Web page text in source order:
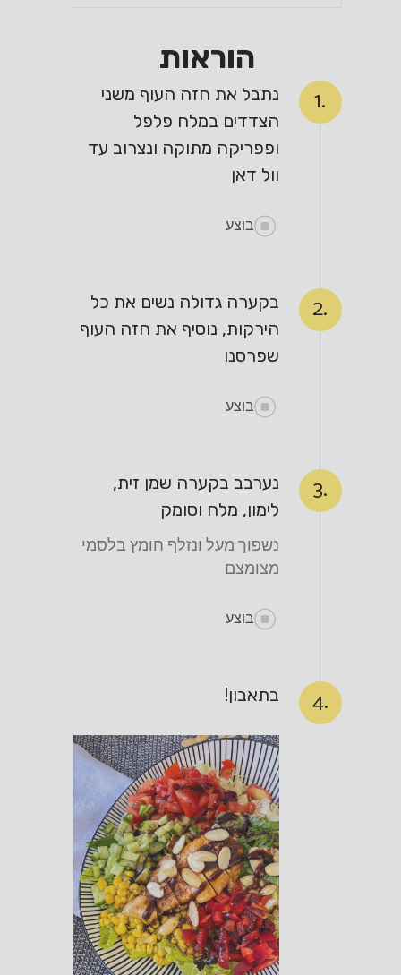
הוראות
1.
נתבל את חזה העוף משני
הצדדים במלח פלפל
ופפריקה מתוקה ונצרוב עד
וול דאן
בוצע
2.
בקערה גדולה נשים את כל
הירקות, נוסיף את חזה העוף
שפרסנו
בוצע
3.
נערבב בקערה שמן זית,
לימון, מלח וסומק
נשפוך מעל ונזלף חומץ בלסמי
מצומצם
בוצע
4. בתאבון!